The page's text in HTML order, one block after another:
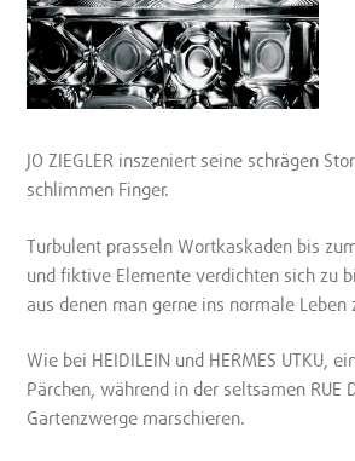
JO ZIEGLER inszeniert seine schrägen
schlimmen Finger.
Turbulent prasseln Wortkaskaden bis
und fiktive Elemente verdichten sich zu
aus denen man gerne ins normale Leben
Wie bei HEIDILEIN und HERMES UTKU,
Pärchen, während in der seltsamen RUE
Gartenzwerge marschieren.